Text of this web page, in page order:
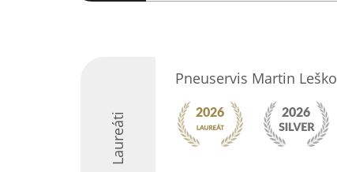
Laureáti
Pneuservis Martin Leško